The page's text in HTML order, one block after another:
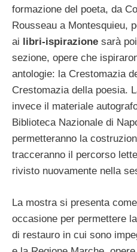
formazione del poeta, da
Rousseau a Montesquieu,
ai libri-ispirazione sarà
sezione, opere che
antologie: la Crestomazia
Crestomazia della poesia.
invece il materiale
Biblioteca Nazionale di
permetteranno la
tracceranno il percorso
rivisto nuovamente nella
La mostra si presenta
occasione per permettere
di restauro in cui sono